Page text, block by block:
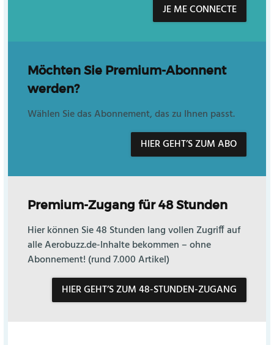
JE ME CONNECTE
Möchten Sie Premium-Abonnent
werden?
Wählen Sie das Abonnement, das zu Ihnen passt.
HIER GEHT’S ZUM ABO
Premium-Zugang für 48 Stunden
Hier können Sie 48 Stunden lang vollen Zugriff auf
alle Aerobuzz.de-Inhalte bekommen – ohne
Abonnement! (rund 7.000 Artikel)
HIER GEHT’S ZUM 48-STUNDEN-ZUGANG